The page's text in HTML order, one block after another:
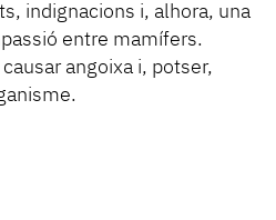
indignacions i, alhora, una
entre mamífers.
angoixa i, potser,